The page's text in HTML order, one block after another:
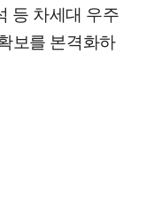
등 차세대 우주
보를 본격화하